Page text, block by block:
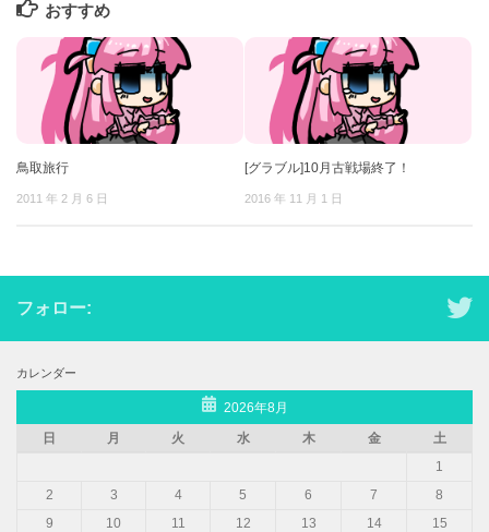
おすすめ
鳥取旅行
2011 年 2 月 6 日
[グラブル]10月古戦場終了！
2016 年 11 月 1 日
フォロー:
カレンダー
2026年8月
日
月 火 水 木 金
土
1
2
3 4 5 6 7
8
9
10 11 12 13 14
15